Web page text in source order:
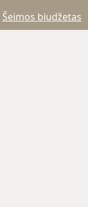
Šeimos biudžetas